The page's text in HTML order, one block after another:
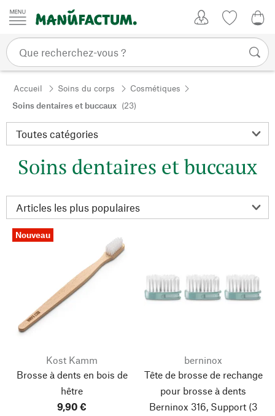
Passer au contenu
Accueil Soins du corps
Cosmétiques
Soins dentaires et buccaux (23)
Soins dentaires et buccaux
Nouveau
Kost Kamm
Brosse à dents en bois de
hêtre
9,90 €
berninox
Tête de brosse de rechange
pour brosse à dents
Berninox 316, Support (3